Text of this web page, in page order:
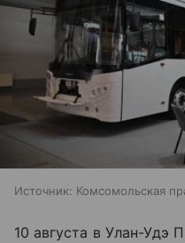
Источник: Комсомольская
10 августа в Улан-Удэ